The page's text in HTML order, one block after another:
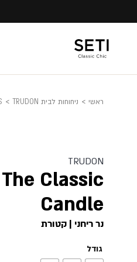
content
ראשי > ניחוחות לבית TRUDON >
TRUDON
Classic
Candle
נר ריחני | קטורת
גודל